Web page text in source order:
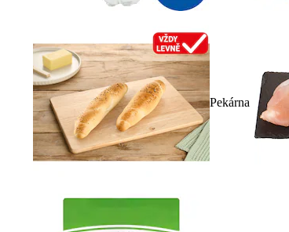
Pekárna